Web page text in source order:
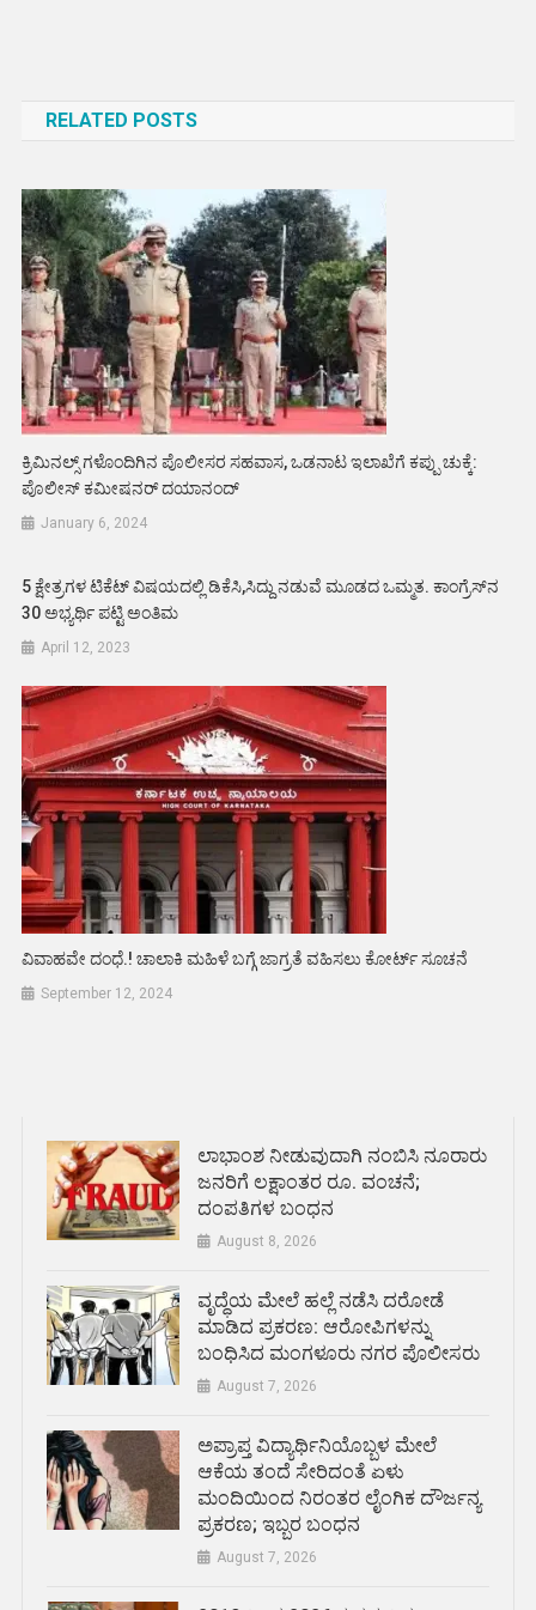
RELATED POSTS
ಕ್ರಿಮಿನಲ್ಸ್ ಗಳೊಂದಿಗಿನ ಪೊಲೀಸರ ಸಹವಾಸ, ಒಡನಾಟ ಇಲಾಖೆಗೆ ಕಪ್ಪು ಚುಕ್ಕೆ:
ಪೊಲೀಸ್ ಕಮೀಷನರ್ ದಯಾನಂದ್
January 6, 2024
5 ಕ್ಷೇತ್ರಗಳ ಟಿಕೆಟ್‌ ವಿಷಯದಲ್ಲಿ ಡಿಕೆಸಿ,ಸಿದ್ದು ನಡುವೆ ಮೂಡದ ಒಮ್ಮತ. ಕಾಂಗ್ರೆಸ್‌ನ
30 ಅಭ್ಯರ್ಥಿ ಪಟ್ಟಿ ಅಂತಿಮ
April 12, 2023
ವಿವಾಹವೇ ದಂಧೆ.! ಚಾಲಾಕಿ ಮಹಿಳೆ ಬಗ್ಗೆ ಜಾಗ್ರತೆ ವಹಿಸಲು ಕೋರ್ಟ್ ಸೂಚನೆ
September 12, 2024
ಲಾಭಾಂಶ ನೀಡುವುದಾಗಿ ನಂಬಿಸಿ ನೂರಾರು
ಜನರಿಗೆ ಲಕ್ಷಾಂತರ ರೂ. ವಂಚನೆ;
ದಂಪತಿಗಳ ಬಂಧನ
August 8, 2026
ವೃದ್ಧೆಯ ಮೇಲೆ ಹಲ್ಲೆ ನಡೆಸಿ ದರೋಡೆ
ಮಾಡಿದ ಪ್ರಕರಣ: ಆರೋಪಿಗಳನ್ನು
ಬಂಧಿಸಿದ ಮಂಗಳೂರು ನಗರ ಪೊಲೀಸರು
August 7, 2026
ಅಪ್ರಾಪ್ತ ವಿದ್ಯಾರ್ಥಿನಿಯೊಬ್ಬಳ ಮೇಲೆ
ಆಕೆಯ ತಂದೆ ಸೇರಿದಂತೆ ಏಳು
ಮಂದಿಯಿಂದ ನಿರಂತರ ಲೈಂಗಿಕ ದೌರ್ಜನ್ಯ
ಪ್ರಕರಣ; ಇಬ್ಬರ ಬಂಧನ
August 7, 2026